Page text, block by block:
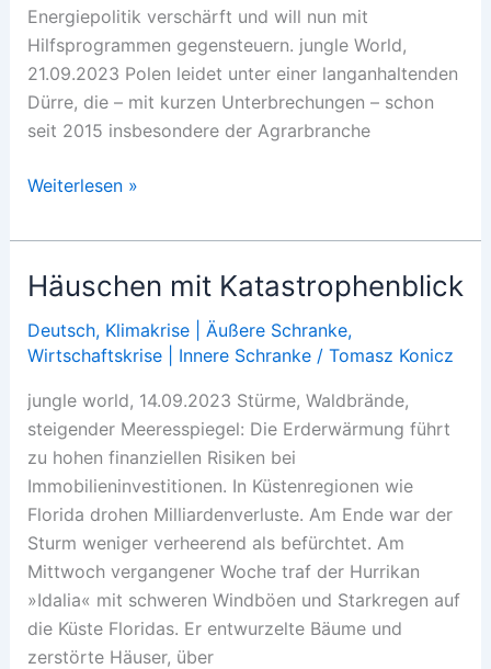
Energiepolitik verschärft und will nun mit
Hilfsprogrammen gegensteuern. jungle World,
21.09.2023 Polen leidet unter einer langanhaltenden
Dürre, die – mit kurzen Unterbrechungen – schon
seit 2015 insbesondere der Agrarbranche
Das
von
nebenan
Weiterlesen »
Häuschen mit Katastrophenblick
Deutsch, Klimakrise | Äußere Schranke,
Wirtschaftskrise | Innere Schranke/ Tomasz Konicz
jungle world, 14.09.2023 Stürme, Waldbrände,
steigender Meeresspiegel: Die Erderwärmung führt
zu hohen finanziellen Risiken bei
Immobilieninvestitionen. In Küstenregionen wie
Florida drohen Milliardenverluste. Am Ende war der
Sturm weniger verheerend als befürchtet. Am
Mittwoch vergangener Woche traf der Hurrikan
»Idalia« mit schweren Windböen und Starkregen auf
die Küste Floridas. Er entwurzelte Bäume und
zerstörte Häuser, über